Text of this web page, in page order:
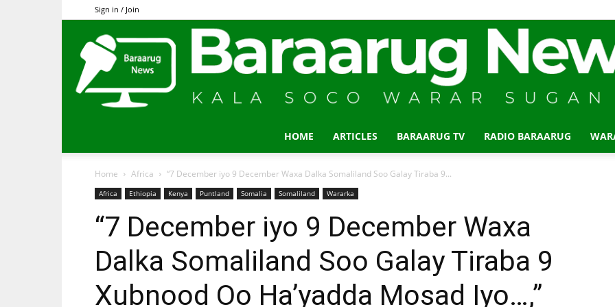
Sign in / Join
News
HOME ARTICLES BARAARUG TV RADIO BARAARUG
Home Africa “7 December iyo 9 December Waxa Dalka Somaliland Soo Galay Tiraba 9...
Africa Ethiopia Kenya Puntland Somalia Somaliland Wararka
“7 December iyo 9 December Waxa
Dalka Somaliland Soo Galay Tiraba 9
Xubnood Oo Ha’yadda Mosad Iyo…,”